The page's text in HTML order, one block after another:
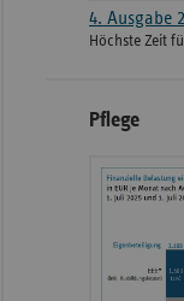
4. Ausgabe
Höchste Zeit
Pflege